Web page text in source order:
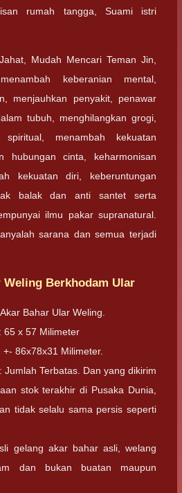
rumah tangga, Suami istri
Mudah Mencari Teman Jin,
keberanian mental,
menjauhkan penyakit, penawar
tubuh, menghilangkan grogi,
spiritual, menambah kekuatan
hubungan cinta, keharmonisan
kekuatan diri, keberuntungan
balak dan anti santet serta
ilmu pakar supranatural.
sarana dan semua terjadi
Weling Berkhodam Ular
Bahar Ular Weling.
65 x 57 Milimeter
86x78x31 Milimeter.
Terbatas. Dan yang dikirim
stok terakhir di Pusaka Dunia,
tidak selalu sama persis seperti
gelang akar bahar asli, welang
dan bukan buatan maupun